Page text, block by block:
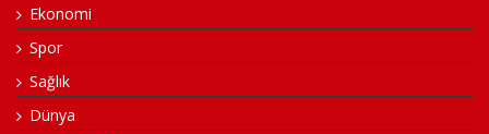
Ekonomi
Spor
Sağlık
Dünya